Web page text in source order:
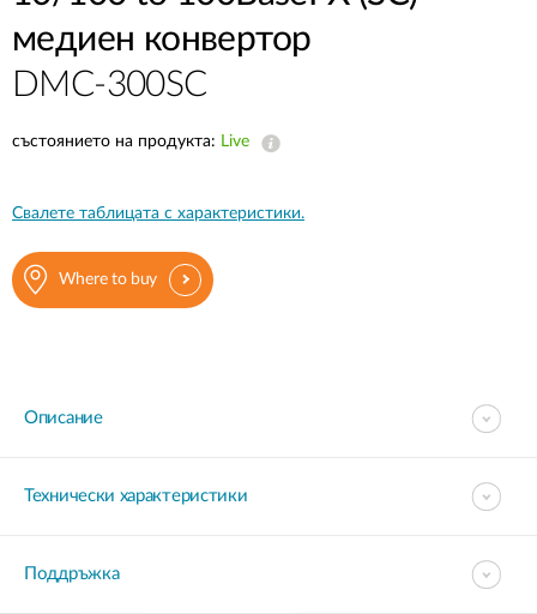
медиен конвертор
DMC-300SC
състоянието на продукта: Live
Свалете таблицата с характеристики.
Where to buy
Описание
Технически характеристики
Поддръжка